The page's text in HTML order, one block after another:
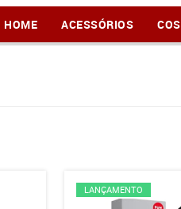
HOME ACESSÓRIOS
LANÇAMENTO